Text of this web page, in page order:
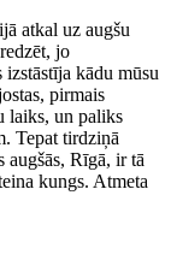
atkal uz augšu
jo
kādu mūsu
pirmais
laiks, un paliks
Tepat tirdziņā
augšās, Rīgā, ir tā
kungs. Atmeta